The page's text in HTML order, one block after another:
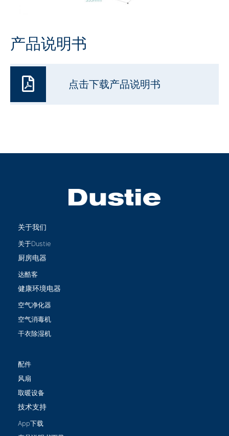
产品说明书
点击下载产品说明书
关于我们
关于Dustie
厨房电器
达酷客
健康环境电器
空气净化器
空气消毒机
干衣除湿机
配件
风扇
取暖设备
技术支持
App下载